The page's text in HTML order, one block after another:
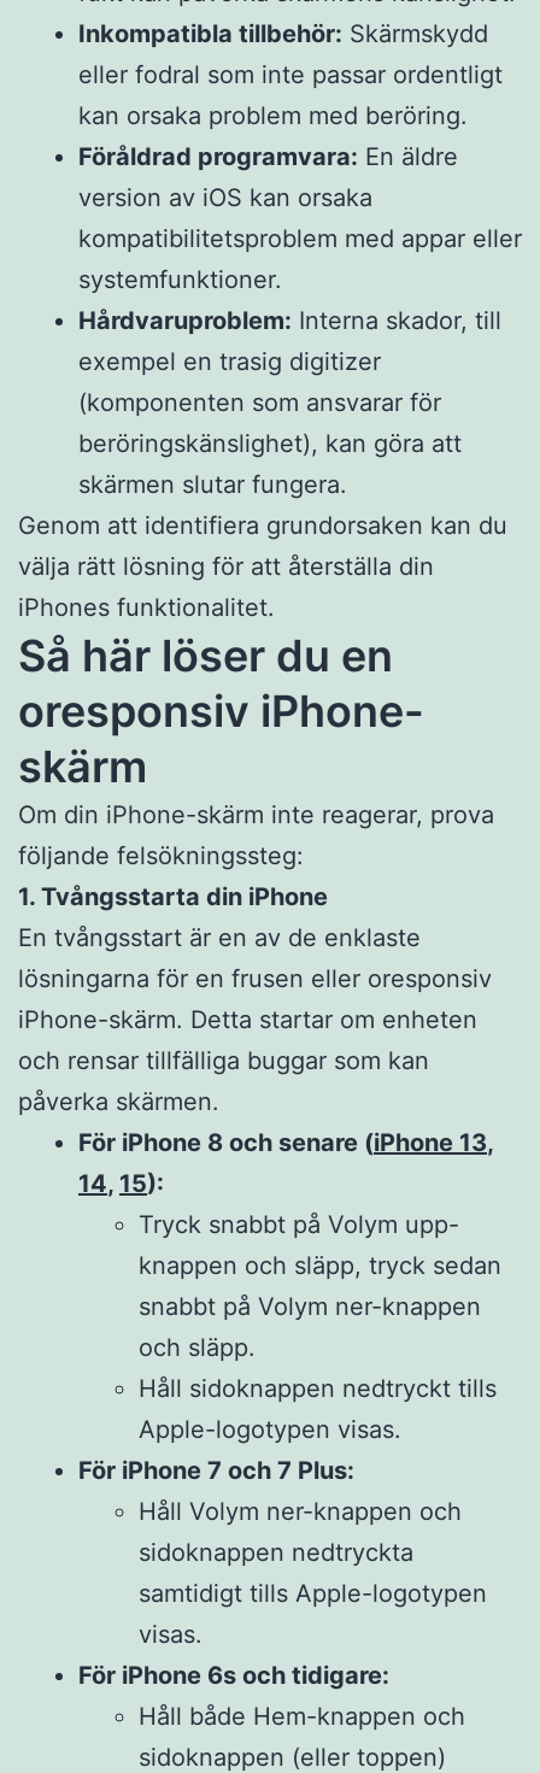
Inkompatibla tillbehör: Skärmskydd
eller fodral som inte passar ordentligt
kan orsaka problem med beröring.
Föråldrad programvara: En äldre
version av iOS kan orsaka
kompatibilitetsproblem med appar eller
systemfunktioner.
Hårdvaruproblem: Interna skador, till
exempel en trasig digitizer
(komponenten som ansvarar för
beröringskänslighet), kan göra att
skärmen slutar fungera.
Genom att identifiera grundorsaken kan du
välja rätt lösning för att återställa din
iPhones funktionalitet.
Så här löser du en
oresponsiv iPhone-
skärm
Om din iPhone-skärm inte reagerar, prova
följande felsökningssteg:
1. Tvångsstarta din iPhone
En tvångsstart är en av de enklaste
lösningarna för en frusen eller oresponsiv
iPhone-skärm. Detta startar om enheten
och rensar tillfälliga buggar som kan
påverka skärmen.
För iPhone 8 och senare (iPhone 13,
14, 15):
Tryck snabbt på Volym upp-
knappen och släpp, tryck sedan
snabbt på Volym ner-knappen
och släpp.
Håll sidoknappen nedtryckt tills
Apple-logotypen visas.
För iPhone 7 och 7 Plus:
Håll Volym ner-knappen och
sidoknappen nedtryckta
samtidigt tills Apple-logotypen
visas.
För iPhone 6s och tidigare:
Håll både Hem-knappen och
sidoknappen (eller toppen)